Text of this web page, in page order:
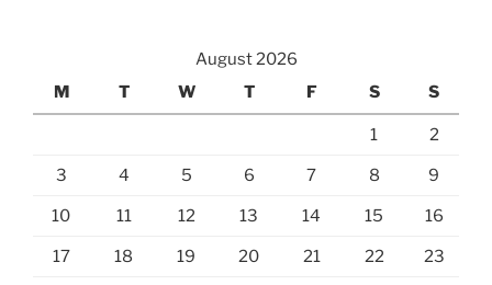
August 2026
M
T W T F S S
1 2
3 4 5 6 7 8 9
10 11 12 13 14 15 16
17 18 19 20 21 22 23